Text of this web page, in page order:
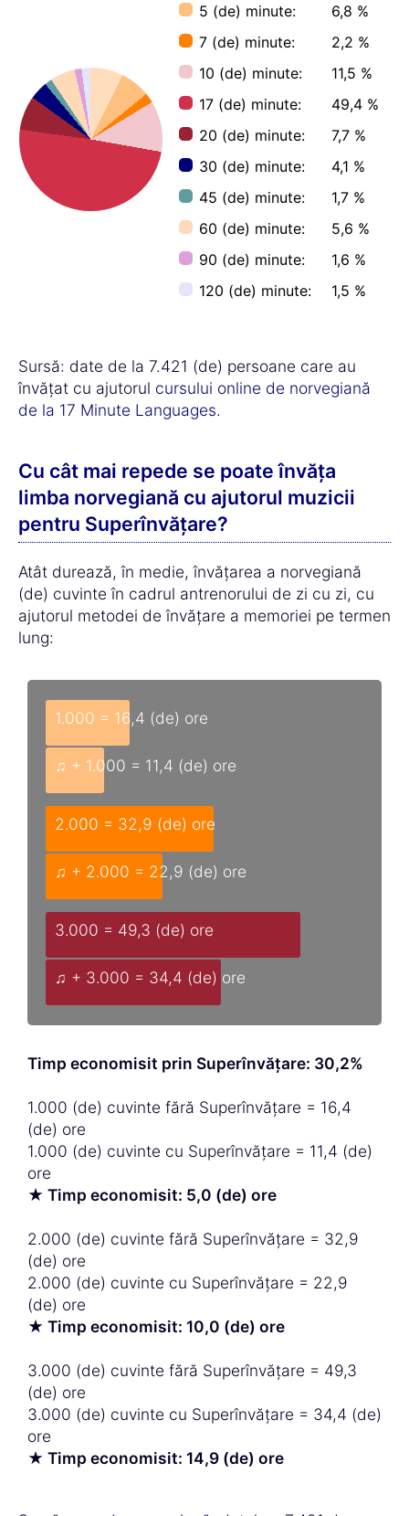
5 (de) minute:
6,8 %
7 (de) minute:
2,2 %
10 (de) minute:
11,5 %
17 (de) minute:
49,4 %
20 (de) minute:
7,7 %
30 (de) minute:
4,1 %
45 (de) minute:
1,7 %
60 (de) minute:
5,6 %
90 (de) minute:
1,6 %
120 (de) minute:
1,5 %
Sursă: date de la 7.421 (de) persoane care au
învățat cu ajutorul cursului online de norvegiană
de la 17 Minute Languages.
Cu cât mai repede se poate învăța
limba norvegiană cu ajutorul muzicii
pentru Superînvățare?
Atât durează, în medie, învățarea a norvegiană
(de) cuvinte în cadrul antrenorului de zi cu zi, cu
ajutorul metodei de învățare a memoriei pe termen
lung:
1.000 = 16,4 (de) ore
♫ + 1.000 = 11,4 (de) ore
2.000 = 32,9 (de) ore
♫ + 2.000 = 22,9 (de) ore
3.000 = 49,3 (de) ore
♫ + 3.000 = 34,4 (de) ore
Timp economisit prin Superînvățare: 30,2%
1.000 (de) cuvinte fără Superînvățare = 16,4
(de) ore
1.000 (de) cuvinte cu Superînvățare = 11,4 (de)
ore
★ Timp economisit: 5,0 (de) ore
2.000 (de) cuvinte fără Superînvățare = 32,9
(de) ore
2.000 (de) cuvinte cu Superînvățare = 22,9
(de) ore
★ Timp economisit: 10,0 (de) ore
3.000 (de) cuvinte fără Superînvățare = 49,3
(de) ore
3.000 (de) cuvinte cu Superînvățare = 34,4 (de)
ore
★ Timp economisit: 14,9 (de) ore